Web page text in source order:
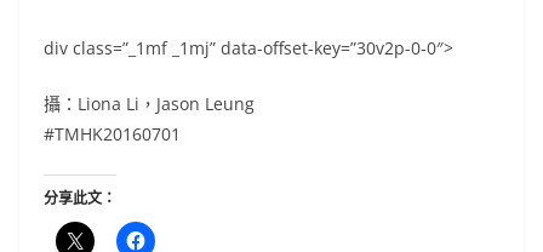
div class=”_1mf _1mj” data-offset-key=”30v2p-0-0″>
攝：Liona Li，Jason Leung
#TMHK20160701
分享此文：